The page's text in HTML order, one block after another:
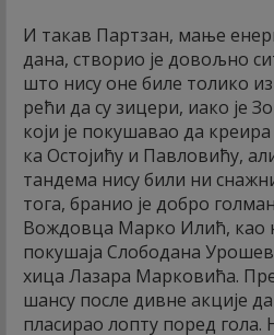
И такав Партзан, мање
дана, створио је довољно
што нису оне биле толико
рећи да су зицери, иако је
који је покушавао да
ка Остојићу и Павловићу,
тандема нису били ни
тога, бранио је добро голман
Вождовца Марко Илић, као
покушаја Слободана
хица Лазара Марковића.
шансу после дивне акције
пласирао лопту поред гола.